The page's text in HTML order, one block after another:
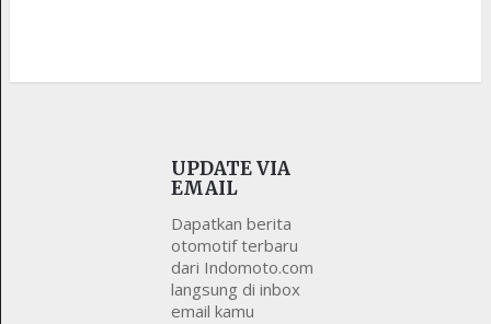
UPDATE VIA
EMAIL
Dapatkan berita
otomotif terbaru
dari Indomoto.com
langsung di inbox
email kamu